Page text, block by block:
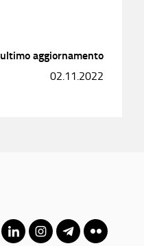
ultimo aggiornamento
02.11.2022